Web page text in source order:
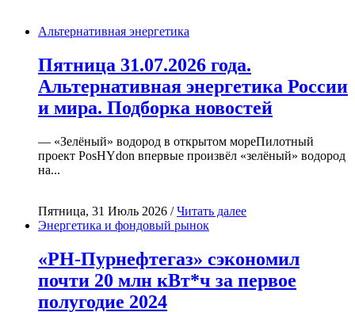
Альтернативная энергетика
Пятница 31.07.2026 года.
Альтернативная энергетика России
и мира. Подборка новостей
— «Зелёный» водород в открытом мореПилотный
проект PosHYdon впервые произвёл «зелёный» водород
на...
Пятница, 31 Июль 2026 /Читать далее
Энергетика и фондовый рынок
«РН-Пурнефтегаз» сэкономил
почти 20 млн кВт*ч за первое
полугодие 2024